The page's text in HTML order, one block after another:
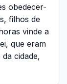
obedecer-
filhos de
vinde a
que eram
cidade,